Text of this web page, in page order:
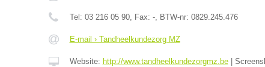
Tel: 03 216 05 90, Fax: -, BTW-nr: 0829.245.476
E-mail › Tandheelkundezorg MZ
Website: http://www.tandheelkundezorgmz.be|